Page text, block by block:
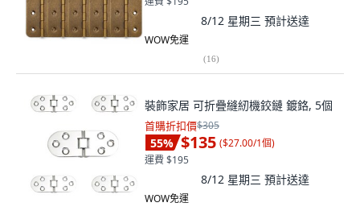
8/12 星期三 預計送達
WOW免運
(16)
裝飾家居 可折疊縫紉機鉸鏈 鍍鉻, 5個
首購折扣價$305
55% $135 ($27.00/1個)
運費 $195
8/12 星期三 預計送達
WOW免運